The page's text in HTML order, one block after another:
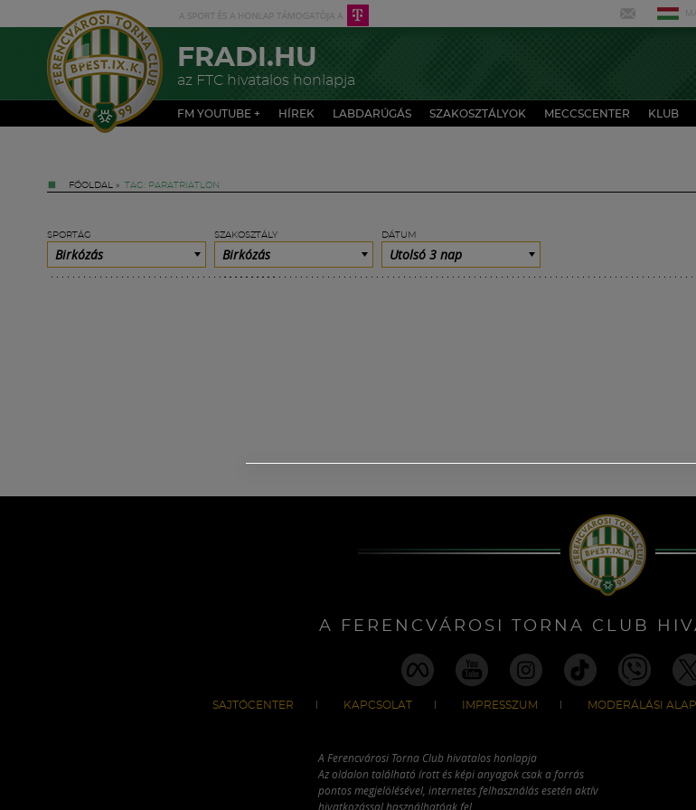
FRADI.HU
az FTC hivatalos honlapja
FM YOUTUBE + HÍREK LABDARÚGÁS SZAKOSZTÁLYOK MECCSCENTER KLUB
FŐOLDAL » TAG: PARATRIATLON
SPORTÁG
Birkózás
SZAKOSZTÁLY
Birkózás
DÁTUM
Utolsó 3 nap
A FERENCVÁROSI TORNA CLUB
SAJTÓCENTER KAPCSOLAT IMPRESSZUM MODERÁLÁSI
A Ferencvárosi Torna Club hivatalos honlapja
Az oldalon található írott és képi anyagok csak a forrás
pontos megjelölésével, internetes felhasználás esetén aktív
hivatkozással használhatóak fel.